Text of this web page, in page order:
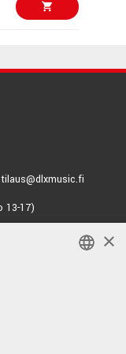
€21,70/kpl
13-17)
×